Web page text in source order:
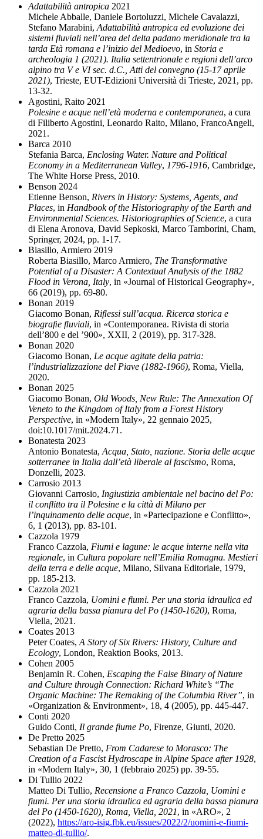
Adattabilità antropica 2021
Michele Abballe, Daniele Bortoluzzi, Michele Cavalazzi,
Stefano Marabini, Adattabilità antropica ed evoluzione dei
sistemi fluviali nell’area del delta padano meridionale tra la
tarda Età romana e l’inizio del Medioevo, in Storia e
archeologia 1 (2021). Italia settentrionale e regioni dell’arco
alpino tra V e VI sec. d.C. , Atti del convegno (15-17 aprile
2021), Trieste, EUT-Edizioni Università di Trieste, 2021, pp.
13-32.
Agostini, Raito 2021
Polesine e acque nell’età moderna e contemporanea, a cura
di Filiberto Agostini, Leonardo Raito, Milano, FrancoAngeli,
2021.
Barca 2010
Stefania Barca, Enclosing Water. Nature and Political
Economy in a Mediterranean Valley, 1796-1916, Cambridge,
The White Horse Press, 2010.
Benson 2024
Etienne Benson, Rivers in History: Systems, Agents, and
Places, in Handbook of the Historiography of the Earth and
Environmental Sciences. Historiographies of Science, a cura
di Elena Aronova, David Sepkoski, Marco Tamborini, Cham,
Springer, 2024, pp. 1-17.
Biasillo, Armiero 2019
Roberta Biasillo, Marco Armiero, The Transformative
Potential of a Disaster: A Contextual Analysis of the 1882
Flood in Verona, Italy, in «Journal of Historical Geography»,
66 (2019), pp. 69-80.
Bonan 2019
Giacomo Bonan, Riﬂessi sull’acqua. Ricerca storica e
biograﬁe ﬂuviali, in «Contemporanea. Rivista di storia
dell’800 e del ’900», XXII, 2 (2019), pp. 317-328.
Bonan 2020
Giacomo Bonan, Le acque agitate della patria:
l’industrializzazione del Piave (1882-1966), Roma, Viella,
2020.
Bonan 2025
Giacomo Bonan, Old Woods, New Rule: The Annexation Of
Veneto to the Kingdom of Italy from a Forest History
Perspective, in «Modern Italy», 22 gennaio 2025,
doi:10.1017/mit.2024.71.
Bonatesta 2023
Antonio Bonatesta, Acqua, Stato, nazione. Storia delle acque
sotterranee in Italia dall’età liberale al fascismo, Roma,
Donzelli, 2023.
Carrosio 2013
Giovanni Carrosio, Ingiustizia ambientale nel bacino del Po:
il conflitto tra il Polesine e la città di Milano per
l’inquinamento delle acque, in «Partecipazione e Conflitto»,
6, 1 (2013), pp. 83-101.
Cazzola 1979
Franco Cazzola, Fiumi e lagune: le acque interne nella vita
regionale, in Cultura popolare nell’Emilia Romagna. Mestieri
della terra e delle acque, Milano, Silvana Editoriale, 1979,
pp. 185-213.
Cazzola 2021
Franco Cazzola, Uomini e fiumi. Per una storia idraulica ed
agraria della bassa pianura del Po (1450-1620), Roma,
Viella, 2021.
Coates 2013
Peter Coates, A Story of Six Rivers: History, Culture and
Ecology, London, Reaktion Books, 2013.
Cohen 2005
Benjamin R. Cohen, Escaping the False Binary of Nature
and Culture through Connection: Richard White’s “The
Organic Machine: The Remaking of the Columbia River”, in
«Organization & Environment», 18, 4 (2005), pp. 445-447.
Conti 2020
Guido Conti, Il grande fiume Po, Firenze, Giunti, 2020.
De Pretto 2025
Sebastian De Pretto, From Cadarese to Morasco: The
Creation of a Fascist Hydroscape in Alpine Space after 1928,
in «Modern Italy», 30, 1 (febbraio 2025) pp. 39-55.
Di Tullio 2022
Matteo Di Tullio, Recensione a Franco Cazzola, Uomini e
fiumi. Per una storia idraulica ed agraria della bassa pianura
del Po (1450-1620), Roma, Viella, 2021, in «ARO», 2
(2022), https://aro-isig.fbk.eu/issues/2022/2/uomini-e-fiumi-
matteo-di-tullio/.